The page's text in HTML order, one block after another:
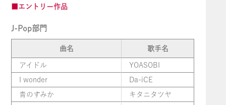
■エントリー作品
J-Pop部門
曲名 歌手名
アイドル YOASOBI
I wonder Da-iCE
青のすみか キタニタツヤ